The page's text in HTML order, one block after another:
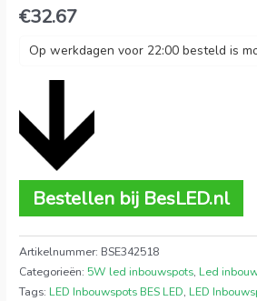
€32.67
Op werkdagen voor 22:00 besteld is
Bestellen bij BesLED.nl
Artikelnummer: BSE342518
Categorieën: 5W led inbouwspots, Led
Tags: LED Inbouwspots BES LED, LED